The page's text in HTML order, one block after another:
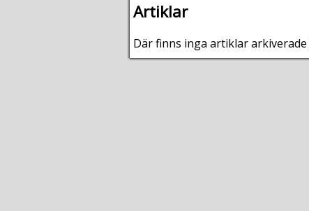
Artiklar
Där finns inga artiklar